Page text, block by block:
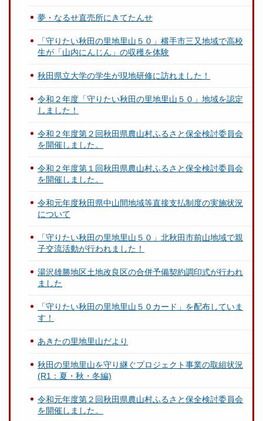
夢・なるせ直売所にきてたんせ
「守りたい秋田の里地里山５０」横手市三又地域で高校
生が「山内にんじん」の収穫を体験
秋田県立大学の学生が現地研修に訪れました！
令和２年度「守りたい秋田の里地里山５０」地域を認定
しました！
令和２年度第２回秋田県農山村ふるさと保全検討委員会
を開催しました。
令和２年度第１回秋田県農山村ふるさと保全検討委員会
を開催しました。
令和元年度秋田県中山間地域等直接支払制度の実施状況
について
「守りたい秋田の里地里山５０」北秋田市前山地域で親
子交流活動が行われました！
湯沢雄勝地区土地改良区の合併予備契約調印式が行われ
ました
「守りたい秋田の里地里山５０カード」を配布していま
す！
あきたの里地里山だより
秋田の里地里山を守り継ぐプロジェクト事業の取組状況
(R1：夏・秋・冬編)
令和元年度第２回秋田県農山村ふるさと保全検討委員会
を開催しました。